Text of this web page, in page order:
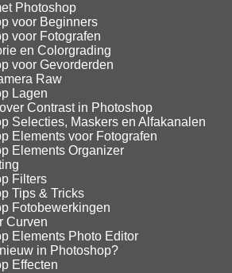
Photoshop
voor Beginners
voor Fotografen
en Colorgrading
voor Gevorderden
Raw
Lagen
Contrast in Photoshop
Selecties, Maskers en Alfakanalen
Elements voor Fotografen
Elements Organizer
Filters
Tips & Tricks
Fotobewerkingen
Curven
Elements Photo Editor
in Photoshop?
Effecten